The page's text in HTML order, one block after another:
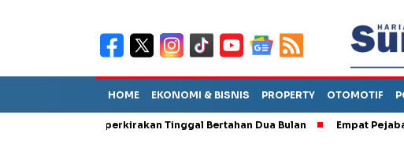
HOME EKONOMI & BISNIS PROPERTY OTOMOTIF
TPA Diperkirakan Tinggal Bertahan Dua Bulan Empat Pejabat Baru